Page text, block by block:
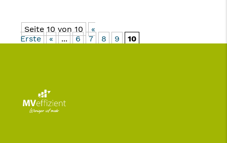
Seite 10 von 10
«
Erste
« ... 6 7 8 9 10